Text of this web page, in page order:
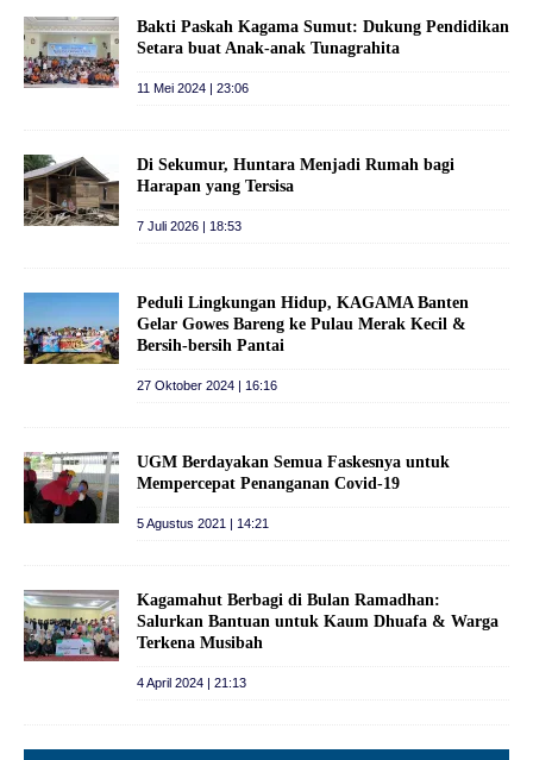
Bakti Paskah Kagama Sumut: Dukung Pendidikan
Setara buat Anak-anak Tunagrahita
11 Mei 2024 | 23:06
Di Sekumur, Huntara Menjadi Rumah bagi
Harapan yang Tersisa
7 Juli 2026 | 18:53
Peduli Lingkungan Hidup, KAGAMA Banten
Gelar Gowes Bareng ke Pulau Merak Kecil &
Bersih-bersih Pantai
27 Oktober 2024 | 16:16
UGM Berdayakan Semua Faskesnya untuk
Mempercepat Penanganan Covid-19
5 Agustus 2021 | 14:21
Kagamahut Berbagi di Bulan Ramadhan:
Salurkan Bantuan untuk Kaum Dhuafa & Warga
Terkena Musibah
4 April 2024 | 21:13